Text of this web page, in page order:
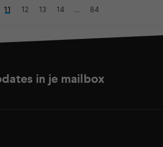
11 12 13 14 … 84
in je mailbox